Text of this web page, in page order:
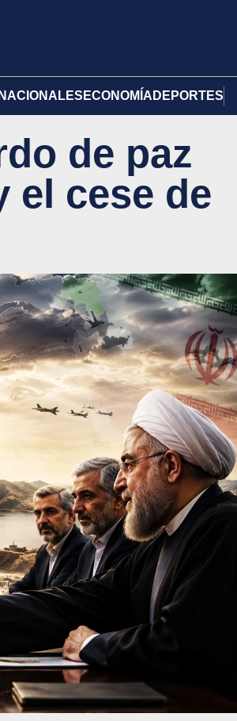
ECONOMÍA DEPORTES
de paz
el cese de